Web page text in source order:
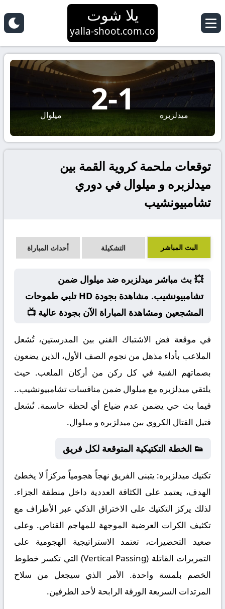
يلا شوت
yalla-shoot.com.co
ميدلزبره 1
-
2 ميلوال
توقعات ملحمة كروية القمة بين
ميدلزبره و ميلوال في دوري
تشامبيونشيب
البث المباشر التشكيلة أحداث المباراة
💥 بث مباشر ميدلزبره ضد ميلوال ضمن
تشامبيونشيب. مشاهدة بجودة HD تلبي طموحات
المشجعين ومشاهدة المباراة الآن بجودة عالية 📺
في موقعة فض الاشتباك الفني بين المدرستين، تُشعل
الملاعب بأداء مذهل من نجوم الصف الأول، الذين يضعون
بصماتهم الفنية في كل ركن من أركان الملعب. حيث
يلتقي ميدلزبره مع ميلوال ضمن منافسات تشامبيونشيب..
فيما بث حي يضمن عدم ضياع أي لحظة حاسمة. تُشعل
فتيل القتال الكروي بين ميدلزبره و ميلوال.
👟 الخطة التكتيكية المتوقعة لكل فريق
تكتيك ميدلزبره: يتبنى الفريق نهجاً هجومياً مركزاً لا يخطئ
الهدف، يعتمد على الكثافة العددية داخل منطقة الجزاء.
لذلك يركز التكتيك على الاختراق الذكي عبر الأطراف مع
تكثيف الكرات العرضية الموجهة للمهاجم القناص. وعلى
صعيد التحضيرات، تعتمد الاستراتيجية الهجومية على
التمريرات القاتلة (Vertical Passing) التي تكسر خطوط
الخصم بلمسة واحدة. الأمر الذي سيجعل من سلاح
المرتدات السريعة الورقة الرابحة لأحد الطرفين.